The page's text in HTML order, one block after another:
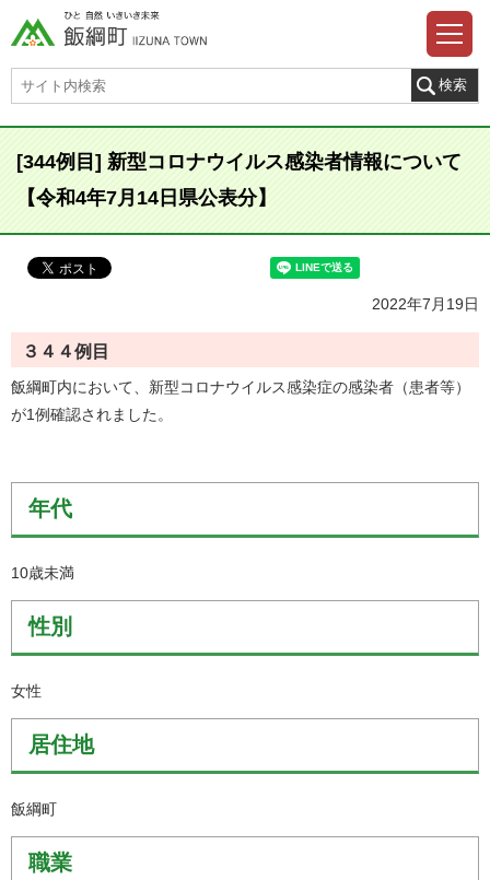
[344例目] 新型コロナウイルス感染者情報について
【令和4年7月14日県公表分】
2022年7月19日
３４４例目
飯綱町内において、新型コロナウイルス感染症の感染者（患者等）
が1例確認されました。
年代
10歳未満
性別
女性
居住地
飯綱町
職業